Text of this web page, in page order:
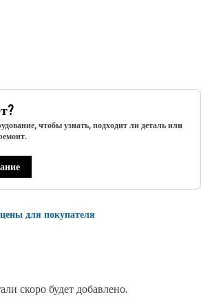
чтобы узнать, подходит ли деталь или
для покупателя
скоро будет добавлено.